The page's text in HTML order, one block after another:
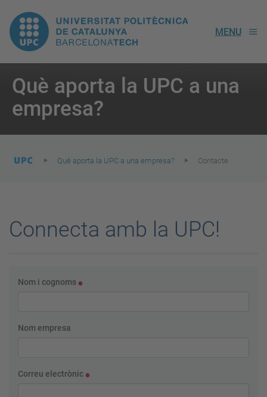
UPC.
Universitat
Politècnica
de
Catalunya
MENU
Què aporta la UPC a una
empresa?
You
are
here:
Què aporta la UPC a una empresa? Contacte
Connecta amb la UPC!
Nom i cognoms
Nom empresa
Correu electrònic